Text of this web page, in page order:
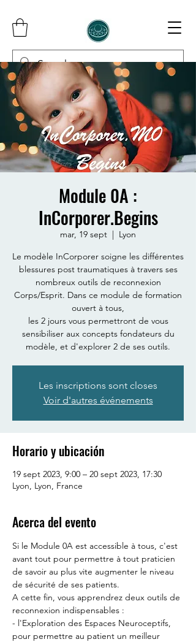
InCorporer
Module 0A :
InCorporer.Begins
mar, 19 sept
  |
Lyon
Le modèle InCorporer soigne les différentes
blessures post traumatiques à travers ses
nombreux outils de reconnexion
Corps/Esprit. Dans ce module de formation
ouvert à tous,
les 2 jours vous permettront de vous
sensibiliser aux concepts fondateurs du
modèle, et d'explorer 2 de ses outils.
Les inscriptions sont closes
Voir d'autres événements
Horario y ubicación
19 sept 2023, 9:00 – 20 sept 2023, 17:30
Lyon, Lyon, France
Acerca del evento
Si le Module 0A est accessible à tous, c'est
avant tout pour permettre à tout praticien
de savoir au plus vite augmenter le niveau
de sécurité de ses patients.
A cette fin, vous apprendrez deux outils de
reconnexion indispensables :
- l'Exploration des Espaces Neuroceptifs,
pour permettre au patient un meilleur